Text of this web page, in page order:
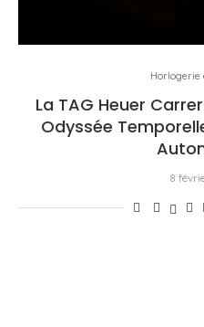
Horlogerie
La TAG Heuer
Odyssée
8